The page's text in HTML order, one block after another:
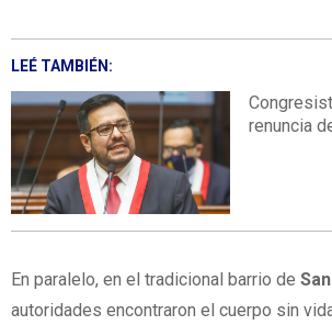
LEÉ TAMBIÉN:
renuncia
En paralelo, en el tradicional barrio de
autoridades encontraron el cuerpo sin